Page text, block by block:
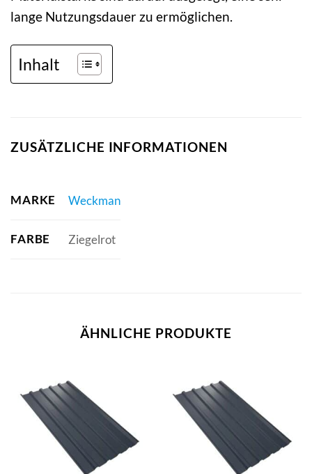
lange Nutzungsdauer zu ermöglichen.
Inhalt
ZUSÄTZLICHE INFORMATIONEN
MARKE Weckman
FARBE Ziegelrot
ÄHNLICHE PRODUKTE